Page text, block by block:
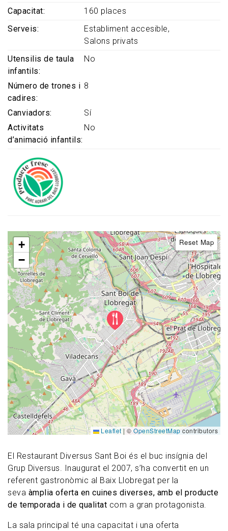
El Restaurant Diversus Sant Boi és el buc insígnia del
Grup Diversus. Inaugurat el 2007, s’ha convertit en un
referent gastronòmic al Baix Llobregat per la
seva àmplia oferta en cuines diverses, amb el producte
de temporada i de qualitat com a gran protagonista.
La sala principal té una capacitat i una oferta
Capacitat
160 places
Serveis
Establiment accesible
Salons privats
Utensilis de taula
infantils
No
Número de trones i
cadires
8
Canviadors
Sí
Activitats
d’animació infantils
No
+
−
Reset Map
Leaflet | ©OpenStreetMap contributors